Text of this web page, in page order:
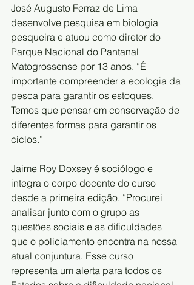
José Augusto Ferraz de Lima
desenvolve pesquisa em biologia
pesqueira e atuou como diretor do
Parque Nacional do Pantanal
Matogrossense por 13 anos. “É
importante compreender a ecologia da
pesca para garantir os estoques.
Temos que pensar em conservação de
diferentes formas para garantir os
ciclos.”
Jaime Roy Doxsey é sociólogo e
integra o corpo docente do curso
desde a primeira edição. “Procurei
analisar junto com o grupo as
questões sociais e as dificuldades
que o policiamento encontra na nossa
atual conjuntura. Esse curso
representa um alerta para todos os